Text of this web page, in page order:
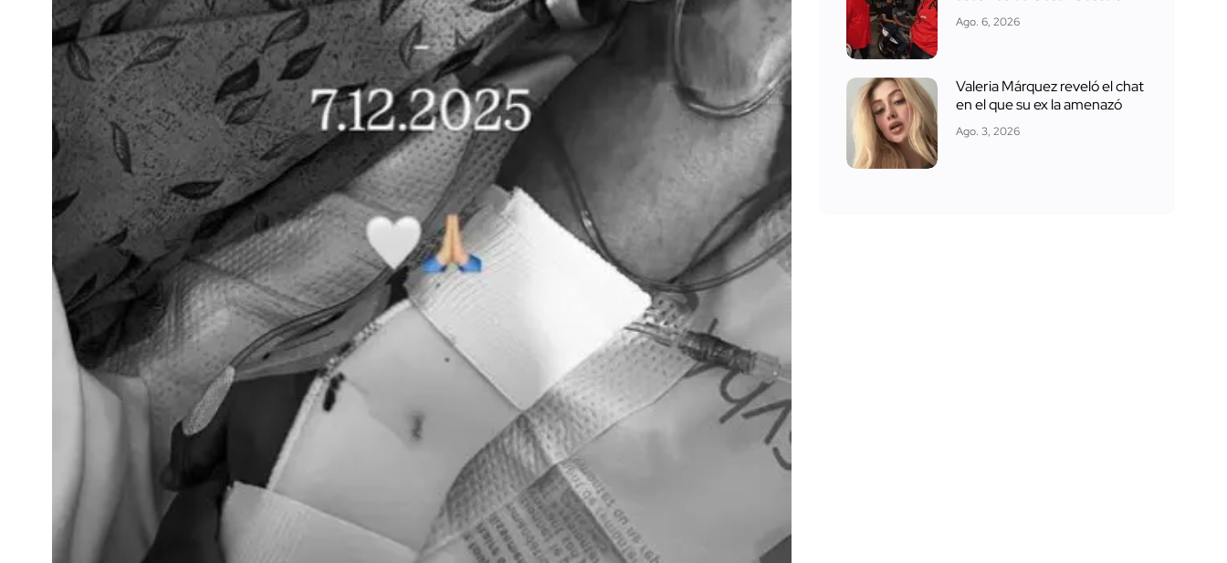
Ago. 6, 2026
Valeria Márquez reveló el chat
en el que su ex la amenazó
Ago. 3, 2026